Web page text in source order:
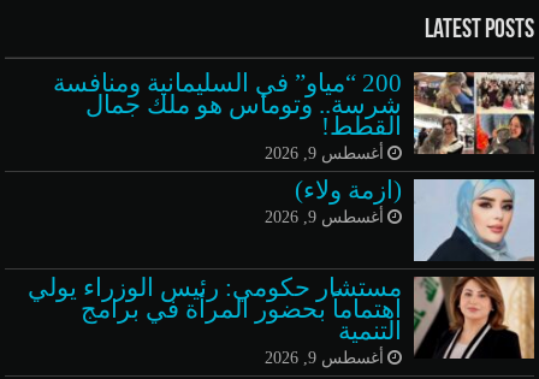
Latest Posts
200 “مياو” في السليمانية ومنافسة
شرسة.. وتوماس هو ملك جمال
القطط!
أغسطس 9, 2026
(ازمة ولاء)
أغسطس 9, 2026
مستشار حكومي: رئيس الوزراء يولي
اهتماماً بحضور المرأة في برامج
التنمية
أغسطس 9, 2026